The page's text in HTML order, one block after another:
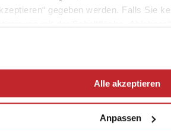
gegeben werden. Falls Sie
Alle akzeptieren
Anpassen